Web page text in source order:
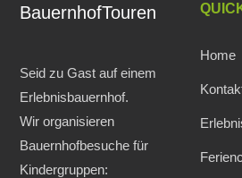
BauernhofTouren
Seid zu Gast auf einem
Erlebnisbauernhof.
Wir organisieren
Bauernhofbesuche für
Kindergruppen:
Home